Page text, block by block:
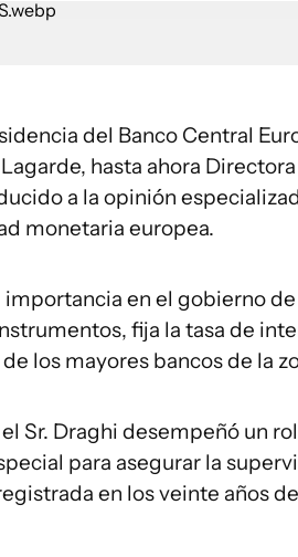
del Banco Central
hasta ahora
a la opinión
monetaria europea.
en el gobierno
fija la tasa de
los mayores bancos de la
Sr. Draghi desempeñó un
para asegurar la
en los veinte años